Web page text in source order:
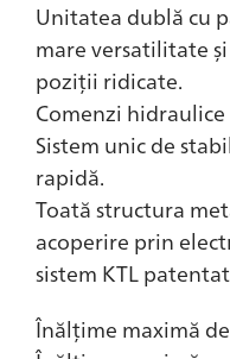
Unitatea dublă cu
mare versatilitate
poziții ridicate.
Comenzi
Sistem unic de
rapidă.
Toată structura
acoperire prin
sistem KTL patentat
Înălțime maximă